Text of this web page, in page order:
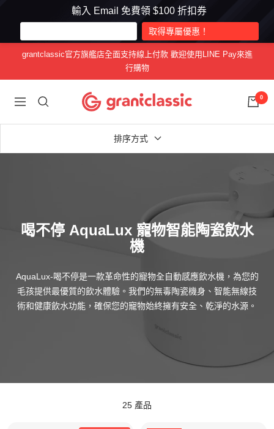
輸入 Email 免費領 $100 折扣券
內
grantclassic官方旗艦店全面支持線上付款 歡迎使用LINE Pay來進
行購物
導
grantclassic
特
0
排序方式
喝不停 AquaLux 寵物智能陶瓷飲水
機
AquaLux-喝不停是一款革命性的寵物全自動感應飲水機，為您的
毛孩提供最優質的飲水體驗。我們的無毒陶瓷機身、智能無線技
術和健康飲水功能，確保您的寵物始終擁有安全、乾淨的水源。
25 產品